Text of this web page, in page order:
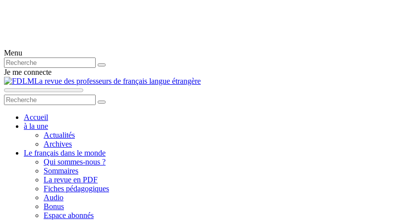
Menu
Je me connecte
La revue des professeurs de français langue étrangère
Accueil
à la une
Actualités
Archives
Le français dans le monde
Qui sommes-nous ?
Sommaires
La revue en PDF
Fiches pédagogiques
Audio
Bonus
Espace abonnés